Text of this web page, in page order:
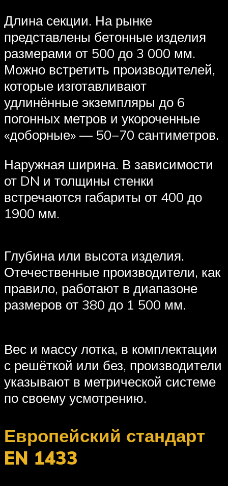
Длина секции. На рынке
представлены бетонные изделия
размерами от 500 до 3 000 мм.
Можно встретить производителей,
которые изготавливают
удлинённые экземпляры до 6
погонных метров и укороченные
«доборные» — 50−70 сантиметров.
Наружная ширина. В зависимости
от DN и толщины стенки
встречаются габариты от 400 до
1900 мм.
Глубина или высота изделия.
Отечественные производители, как
правило, работают в диапазоне
размеров от 380 до 1 500 мм.
Вес и массу лотка, в комплектации
с решёткой или без, производители
указывают в метрической системе
по своему усмотрению.
Европейский стандарт
EN 1433